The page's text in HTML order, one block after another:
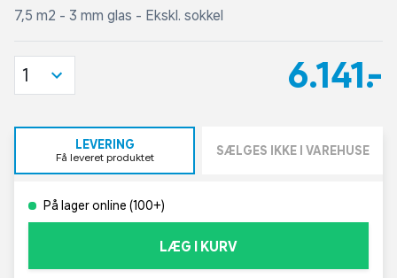
7,5 m2 - 3 mm glas - Ekskl. sokkel
6.141,-
1
LEVERING
Få leveret produktet SÆLGES IKKE I VAREHUSE
På lager online (100+)
LÆG I KURV